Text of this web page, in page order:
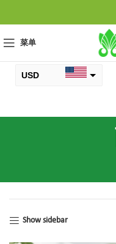
菜单
USD
THB
Show sidebar